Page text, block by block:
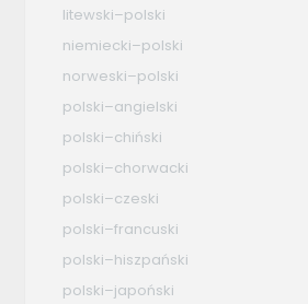
litewski–polski
niemiecki–polski
norweski–polski
polski–angielski
polski–chiński
polski–chorwacki
polski–czeski
polski–francuski
polski–hiszpański
polski–japoński